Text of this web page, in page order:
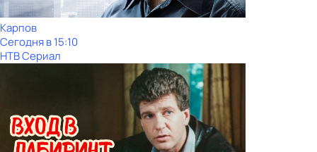
Карпов
Сегодня в 15:10
НТВ Сериал